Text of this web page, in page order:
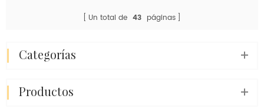
Un total de 43 páginas
categorías
productos